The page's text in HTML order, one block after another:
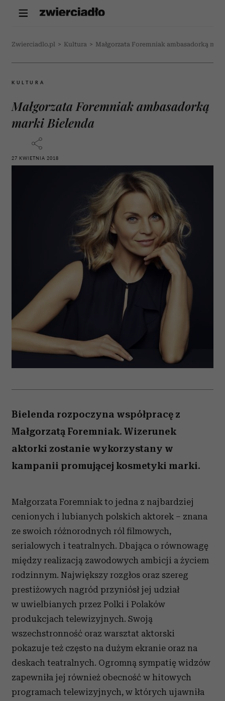
Zwierciadlo.pl > Kultura > Małgorzata Foremniak ambasadorką
KULTURA
Małgorzata Foremniak ambasadorką
marki Bielenda
27 KWIETNIA 2018
Bielenda rozpoczyna współpracę z
Małgorzatą Foremniak. Wizerunek
aktorki zostanie wykorzystany w
kampanii promującej kosmetyki marki.
Małgorzata Foremniak to jedna z najbardziej
cenionych i lubianych polskich aktorek – znana
ze swoich różnorodnych ról filmowych,
serialowych i teatralnych. Dbająca o równowagę
między realizacją zawodowych ambicji a życiem
rodzinnym. Największy rozgłos oraz szereg
prestiżowych nagród przyniósł jej udział
w uwielbianych przez Polki i Polaków
produkcjach telewizyjnych. Swoją
wszechstronność oraz warsztat aktorski
pokazuje też często na dużym ekranie oraz na
deskach teatralnych. Ogromną sympatię widzów
zapewniła jej również obecność w hitowych
programach telewizyjnych, w których ujawniła